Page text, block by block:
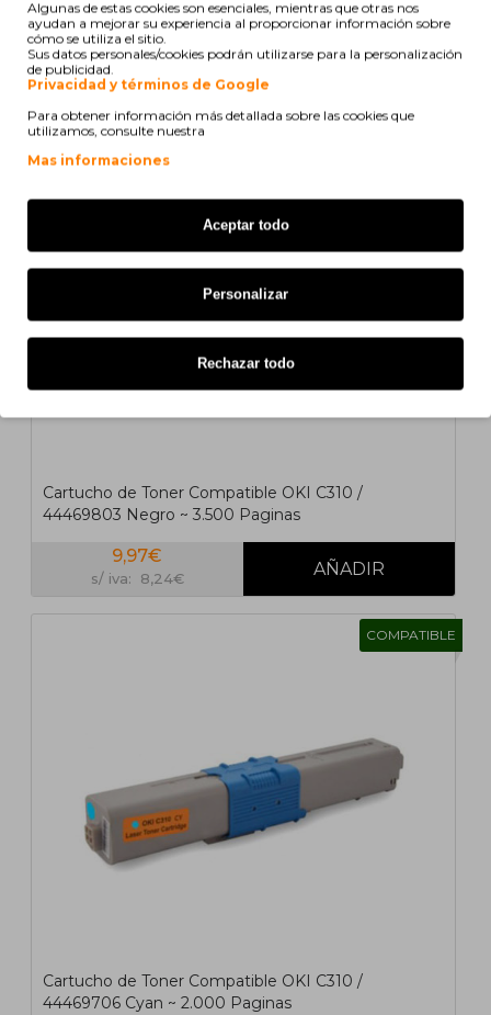
También para tu impresora
Cartucho de Toner Compatible OKI C310 /
44469803 Negro ~ 3.500 Paginas
9,97€
s/ iva: 8,24€
COMPATIBLE
Cartucho de Toner Compatible OKI C310 /
44469706 Cyan ~ 2.000 Paginas
Algunas de estas cookies son esenciales, mientras que otras nos
ayudan a mejorar su experiencia al proporcionar información sobre
cómo se utiliza el sitio.
Sus datos personales/cookies podrán utilizarse para la personalización
de publicidad.
Privacidad y términos de Google
Para obtener información más detallada sobre las cookies que
utilizamos, consulte nuestra
Mas informaciones
Aceptar todo
Personalizar
Rechazar todo